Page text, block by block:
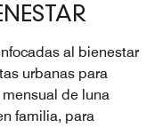
al bienestar
urbanas para
de luna
familia, para